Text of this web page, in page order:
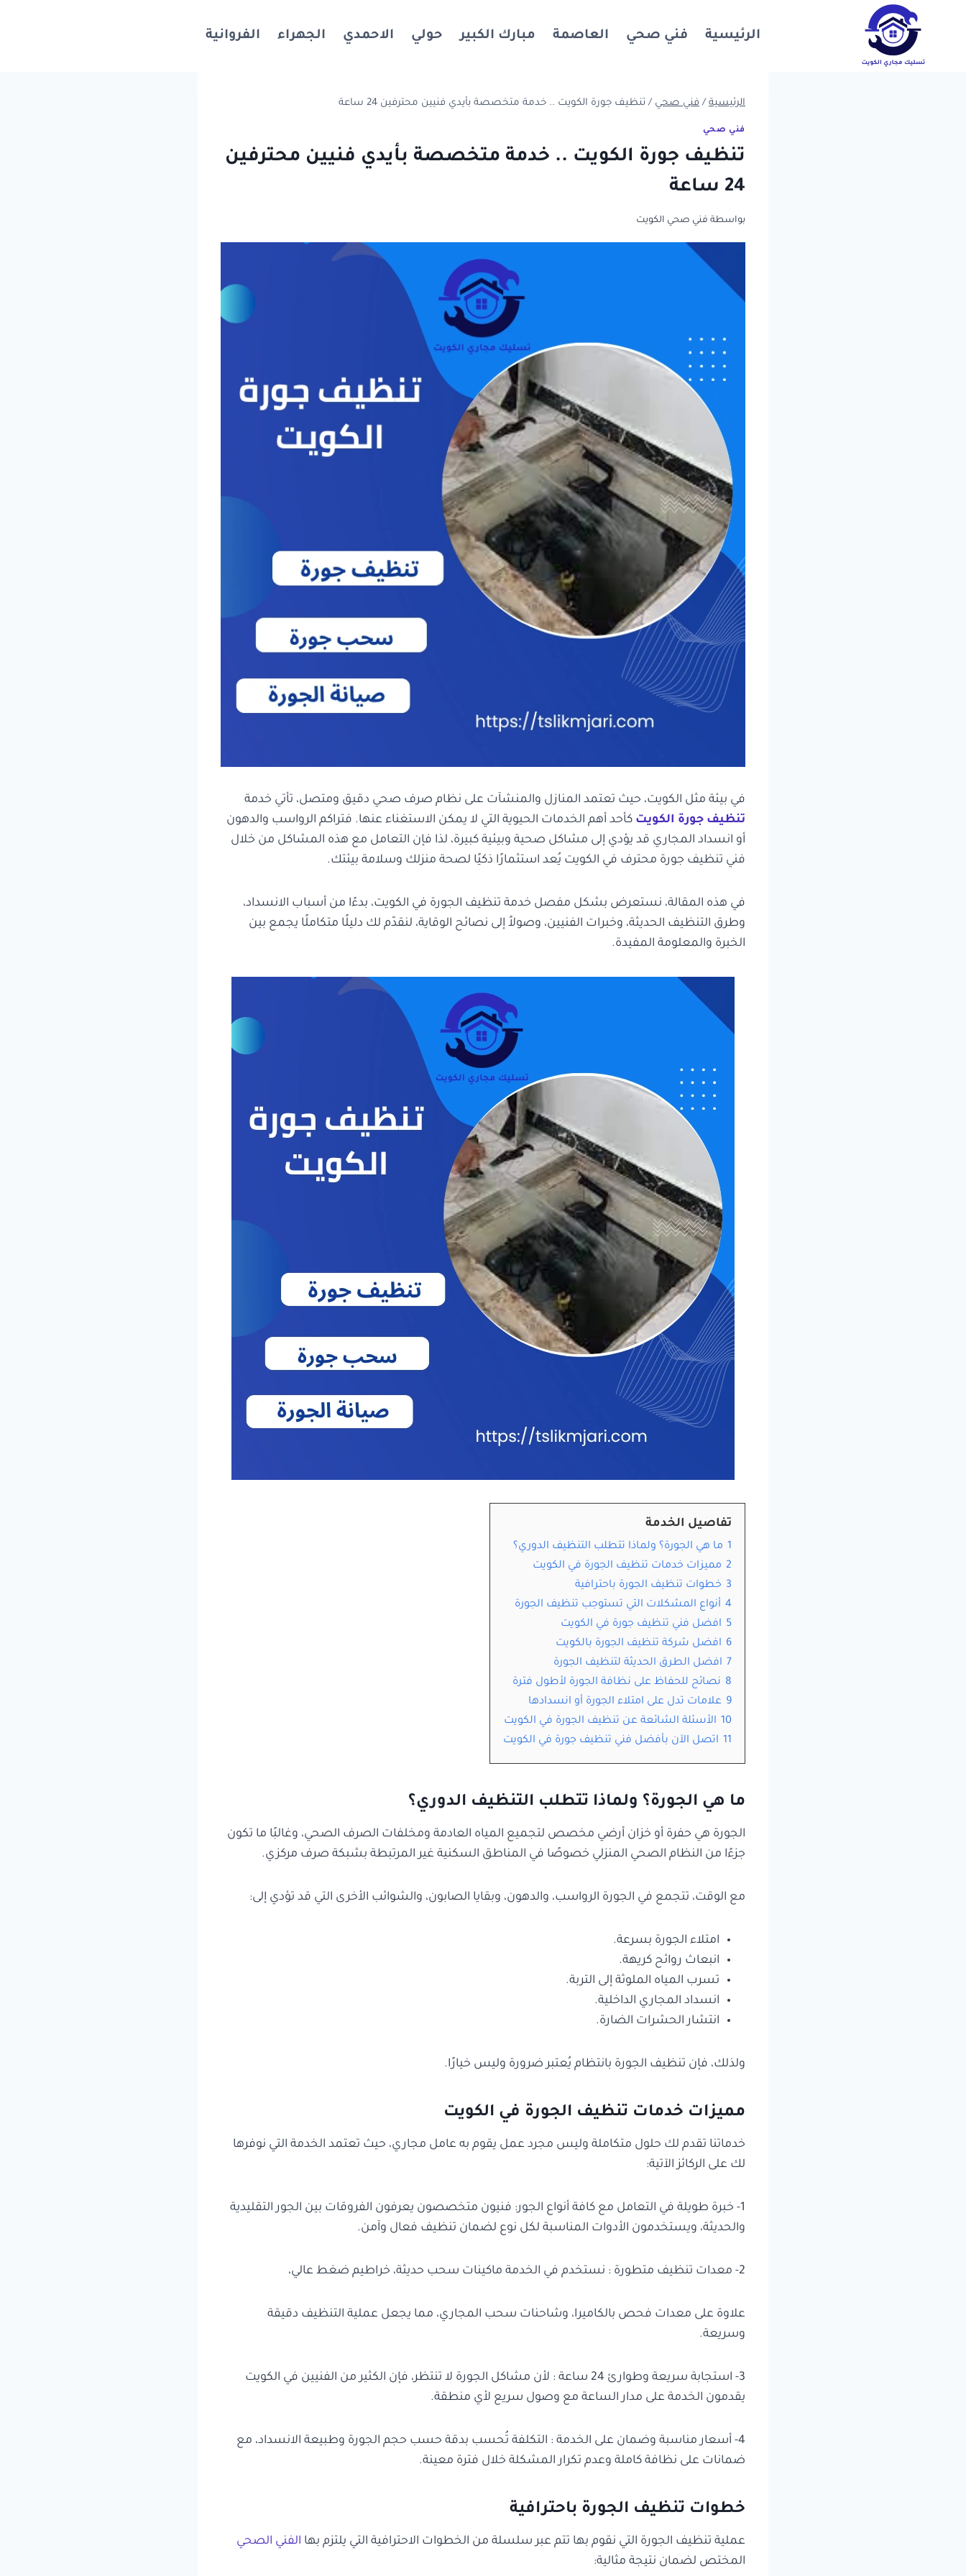
الرئيسية فني صحي العاصمة مبارك الكبير حولي الاحمدي الجهراء الفروانية
الرئيسية / فني صحي / تنظيف جورة الكويت .. خدمة متخصصة بأيدي فنيين محترفين 24 ساعة
فني صحي
تنظيف جورة الكويت .. خدمة متخصصة بأيدي فنيين محترفين
24 ساعة
بواسطة فني صحي الكويت
في بيئة مثل الكويت، حيث تعتمد المنازل والمنشآت على نظام صرف صحي دقيق ومتصل، تأتي خدمة
تنظيف جورة الكويت كأحد أهم الخدمات الحيوية التي لا يمكن الاستغناء عنها. فتراكم الرواسب والدهون
أو انسداد المجاري قد يؤدي إلى مشاكل صحية وبيئية كبيرة، لذا فإن التعامل مع هذه المشاكل من خلال
فني تنظيف جورة محترف في الكويت يُعد استثمارًا ذكيًا لصحة منزلك وسلامة بيئتك.
في هذه المقالة، نستعرض بشكل مفصل خدمة تنظيف الجورة في الكويت، بدءًا من أسباب الانسداد،
وطرق التنظيف الحديثة، وخبرات الفنيين، وصولاً إلى نصائح الوقاية، لنقدّم لك دليلًا متكاملًا يجمع بين
الخبرة والمعلومة المفيدة.
تفاصيل الخدمة
1
ما هي الجورة؟ ولماذا تتطلب التنظيف الدوري؟
2 مميزات خدمات تنظيف الجورة في الكويت
3 خطوات تنظيف الجورة باحترافية
4 أنواع المشكلات التي تستوجب تنظيف الجورة
5 افضل فني تنظيف جورة في الكويت
6 افضل شركة تنظيف الجورة بالكويت
7 افضل الطرق الحديثة لتنظيف الجورة
8 نصائح للحفاظ على نظافة الجورة لأطول فترة
9 علامات تدل على امتلاء الجورة أو انسدادها
10
الأسئلة الشائعة عن تنظيف الجورة في الكويت
11
اتصل الآن بأفضل فني تنظيف جورة في الكويت
ما هي الجورة؟ ولماذا تتطلب التنظيف الدوري؟
الجورة هي حفرة أو خزان أرضي مخصص لتجميع المياه العادمة ومخلفات الصرف الصحي، وغالبًا ما تكون
جزءًا من النظام الصحي المنزلي خصوصًا في المناطق السكنية غير المرتبطة بشبكة صرف مركزي.
مع الوقت، تتجمع في الجورة الرواسب، والدهون، وبقايا الصابون، والشوائب الأخرى التي قد تؤدي إلى:
امتلاء الجورة بسرعة.
انبعاث روائح كريهة.
تسرب المياه الملوثة إلى التربة.
انسداد المجاري الداخلية.
انتشار الحشرات الضارة.
ولذلك، فإن تنظيف الجورة بانتظام يُعتبر ضرورة وليس خيارًا.
مميزات خدمات تنظيف الجورة في الكويت
خدماتنا تقدم لك حلول متكاملة وليس مجرد عمل يقوم به عامل مجاري، حيث تعتمد الخدمة التي نوفرها
لك على الركائز الآتية:
1- خبرة طويلة في التعامل مع كافة أنواع الجور: فنيون متخصصون يعرفون الفروقات بين الجور التقليدية
والحديثة، ويستخدمون الأدوات المناسبة لكل نوع لضمان تنظيف فعال وآمن.
2- معدات تنظيف متطورة : نستخدم في الخدمة ماكينات سحب حديثة، خراطيم ضغط عالي،
علاوة على معدات فحص بالكاميرا، وشاحنات سحب المجاري، مما يجعل عملية التنظيف دقيقة
وسريعة.
3- استجابة سريعة وطوارئ 24 ساعة : لأن مشاكل الجورة لا تنتظر، فإن الكثير من الفنيين في الكويت
يقدمون الخدمة على مدار الساعة مع وصول سريع لأي منطقة.
4- أسعار مناسبة وضمان على الخدمة : التكلفة تُحسب بدقة حسب حجم الجورة وطبيعة الانسداد، مع
ضمانات على نظافة كاملة وعدم تكرار المشكلة خلال فترة معينة.
خطوات تنظيف الجورة باحترافية
عملية تنظيف الجورة التي نقوم بها تتم عبر سلسلة من الخطوات الاحترافية التي يلتزم بها الفني الصحي
المختص لضمان نتيجة مثالية: